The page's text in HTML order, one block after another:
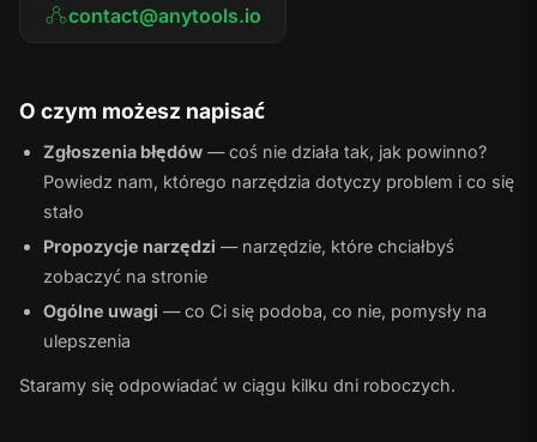
contact@anytools.io
O czym możesz napisać
Zgłoszenia błędów — coś nie działa tak, jak powinno?
Powiedz nam, którego narzędzia dotyczy problem i co się
stało
Propozycje narzędzi — narzędzie, które chciałbyś
zobaczyć na stronie
Ogólne uwagi — co Ci się podoba, co nie, pomysły na
ulepszenia
Staramy się odpowiadać w ciągu kilku dni roboczych.